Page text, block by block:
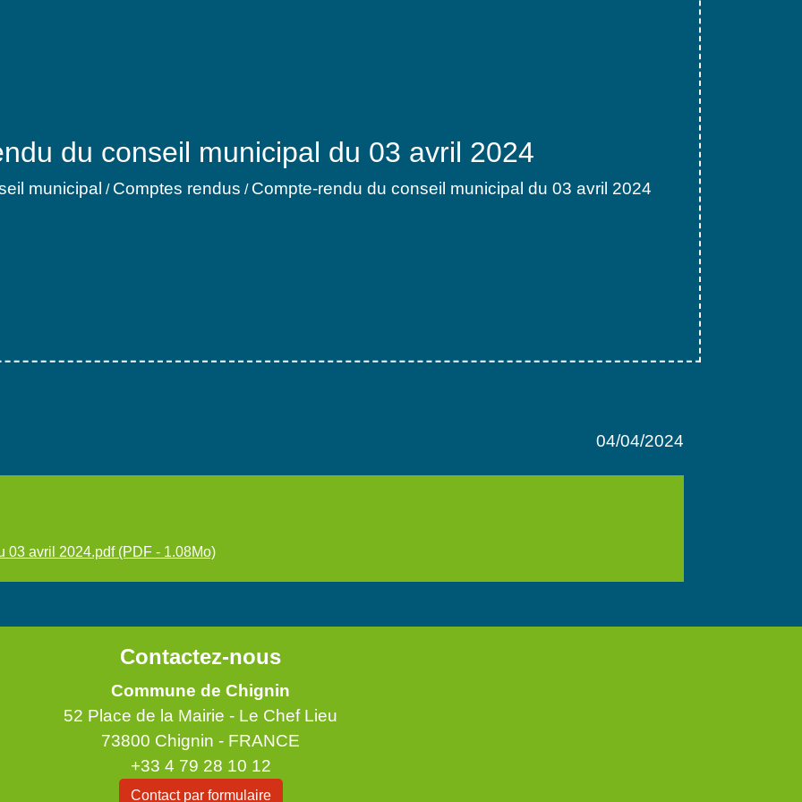
du conseil municipal du 03 avril 2024
municipal / Comptes rendus / Compte-rendu du conseil municipal du 03 avril 2024
04/04/2024
03 avril 2024.pdf (PDF - 1.08Mo)
Contactez-nous
Commune de Chignin
52 Place de la Mairie - Le Chef Lieu
73800 Chignin - FRANCE
+33 4 79 28 10 12
Contact par formulaire